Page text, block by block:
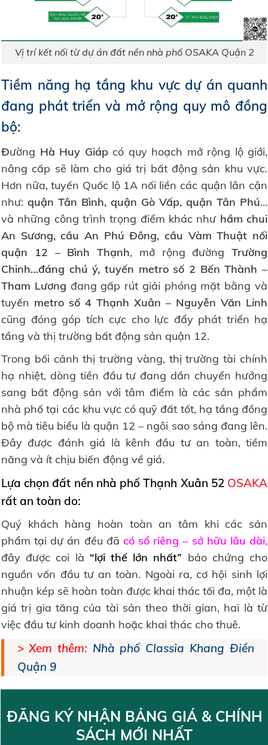
Vị trí kết nối từ dự án đất nền nhà phố OSAKA Quận 2
Tiềm năng hạ tầng khu vực dự án quanh
đang phát triển và mở rộng quy mô đồng
bộ:
Đường Hà Huy Giápcó quy hoạch mở rộng lộ giới,
nâng cấp sẽ làm cho giá trị bất động sản khu vực.
Hơn nữa, tuyến Quốc lộ 1A nối liền các quận lân cận
như: quận Tân Bình, quận Gò Vấp, quận Tân Phú…
và những công trình trọng điểm khác như hầm chui
An Sương, cầu An Phú Đông, cầu Vàm Thuật nối
quận 12 – Bình Thạnh, mở rộng đường Trường
Chinh…đáng chú ý, tuyến metro số 2 Bến Thành –
Tham Lương đang gấp rút giải phóng mặt bằng và
tuyến metro số 4 Thạnh Xuân – Nguyễn Văn Linh
cũng đóng góp tích cực cho lực đẩy phát triển hạ
tầng và thị trường bất động sản quận 12.
Trong bối cảnh thị trường vàng, thị trường tài chính
hạ nhiệt, dòng tiền đầu tư đang dần chuyển hướng
sang bất động sản với tâm điểm là các sản phẩm
nhà phố tại các khu vực có quỹ đất tốt, hạ tầng đồng
bộ mà tiêu biểu là quận 12 – ngôi sao sáng đang lên.
Đây được đánh giá là kênh đầu tư an toàn, tiềm
năng và ít chịu biến động về giá.
Lựa chọn đất nền nhà phố Thạnh Xuân 52 OSAKA
rất an toàn do:
Quý khách hàng hoàn toàn an tâm khi các sản
phẩm tại dự án đều đã có sổ riêng – sở hữu lâu dài,
đây được coi là “lợi thế lớn nhất” bảo chứng cho
nguồn vốn đầu tư an toàn. Ngoài ra, cơ hội sinh lợi
nhuận kép sẽ hoàn toàn được khai thác tối đa, một là
giá trị gia tăng của tài sản theo thời gian, hai là từ
việc đầu tư kinh doanh hoặc khai thác cho thuê.
> Xem thêm: Nhà phố Classia Khang Điền
Quận 9
ĐĂNG KÝ NHẬN BẢNG GIÁ & CHÍNH
SÁCH MỚI NHẤT